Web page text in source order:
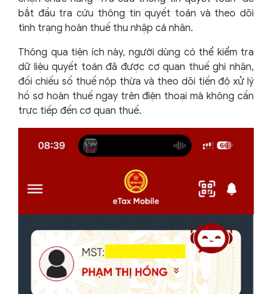
bắt đầu tra cứu thông tin quyết toán và theo dõi
tình trạng hoàn thuế thu nhập cá nhân.
Thông qua tiện ích này, người dùng có thể kiểm tra
dữ liệu quyết toán đã được cơ quan thuế ghi nhận,
đối chiếu số thuế nộp thừa và theo dõi tiến độ xử lý
hồ sơ hoàn thuế ngay trên điện thoại mà không cần
trực tiếp đến cơ quan thuế.